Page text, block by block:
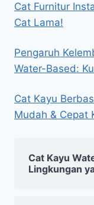
Cat Furnitur
Cat Lama!
Pengaruh
Water-Based:
Cat Kayu
Mudah & Cepat
Cat Kayu
Lingkungan